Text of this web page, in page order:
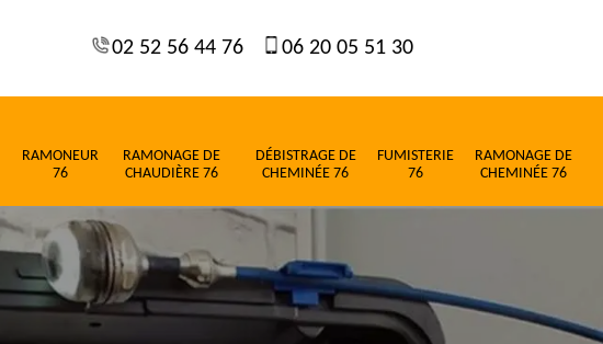
02 52 56 44 76 06 20 05 51 30
RAMONEUR
76
RAMONAGE DE
CHAUDIÈRE 76
DÉBISTRAGE DE
CHEMINÉE 76
FUMISTERIE
76
RAMONAGE DE
CHEMINÉE 76